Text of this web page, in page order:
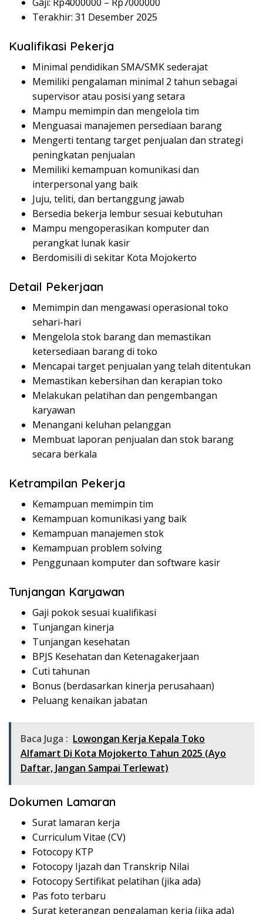
Terakhir: 31 Desember 2025
Kualifikasi Pekerja
Minimal pendidikan SMA/SMK sederajat
Memiliki pengalaman minimal 2 tahun sebagai
supervisor atau posisi yang setara
Mampu memimpin dan mengelola tim
Menguasai manajemen persediaan barang
Mengerti tentang target penjualan dan strategi
peningkatan penjualan
Memiliki kemampuan komunikasi dan
interpersonal yang baik
Juju, teliti, dan bertanggung jawab
Bersedia bekerja lembur sesuai kebutuhan
Mampu mengoperasikan komputer dan
perangkat lunak kasir
Berdomisili di sekitar Kota Mojokerto
Detail Pekerjaan
Memimpin dan mengawasi operasional toko
sehari-hari
Mengelola stok barang dan memastikan
ketersediaan barang di toko
Mencapai target penjualan yang telah ditentukan
Memastikan kebersihan dan kerapian toko
Melakukan pelatihan dan pengembangan
karyawan
Menangani keluhan pelanggan
Membuat laporan penjualan dan stok barang
secara berkala
Ketrampilan Pekerja
Kemampuan memimpin tim
Kemampuan komunikasi yang baik
Kemampuan manajemen stok
Kemampuan problem solving
Penggunaan komputer dan software kasir
Tunjangan Karyawan
Gaji pokok sesuai kualifikasi
Tunjangan kinerja
Tunjangan kesehatan
BPJS Kesehatan dan Ketenagakerjaan
Cuti tahunan
Bonus (berdasarkan kinerja perusahaan)
Peluang kenaikan jabatan
Baca Juga : Lowongan Kerja Kepala Toko
Alfamart Di Kota Mojokerto Tahun 2025 (Ayo
Daftar, Jangan Sampai Terlewat)
Dokumen Lamaran
Surat lamaran kerja
Curriculum Vitae (CV)
Fotocopy KTP
Fotocopy Ijazah dan Transkrip Nilai
Fotocopy Sertifikat pelatihan (jika ada)
Pas foto terbaru
Surat keterangan pengalaman kerja (jika ada)